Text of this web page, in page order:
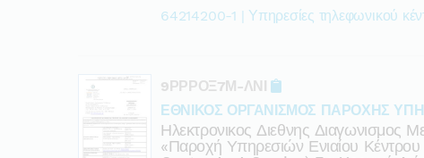
64214200-1 | Υπηρεσίες τηλεφωνικού
9ΡΡΡΟΞ7Μ-ΛΝΙ
ΕΘΝΙΚΟΣ ΟΡΓΑΝΙΣΜΟΣ ΠΑΡΟΧΗΣ
Ηλεκτρονικος Διεθνης Διαγωνισμος
«παροχή Υπηρεσιών Ενιαίου